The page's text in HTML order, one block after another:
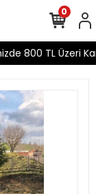
800 TL Üzeri
0